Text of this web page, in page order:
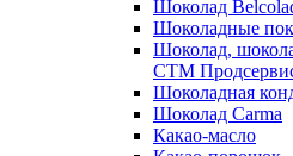
Шоколад
Шоколадные
Шоколад,
СТМ
Шоколадная
Шоколад Carma
Какао-масло